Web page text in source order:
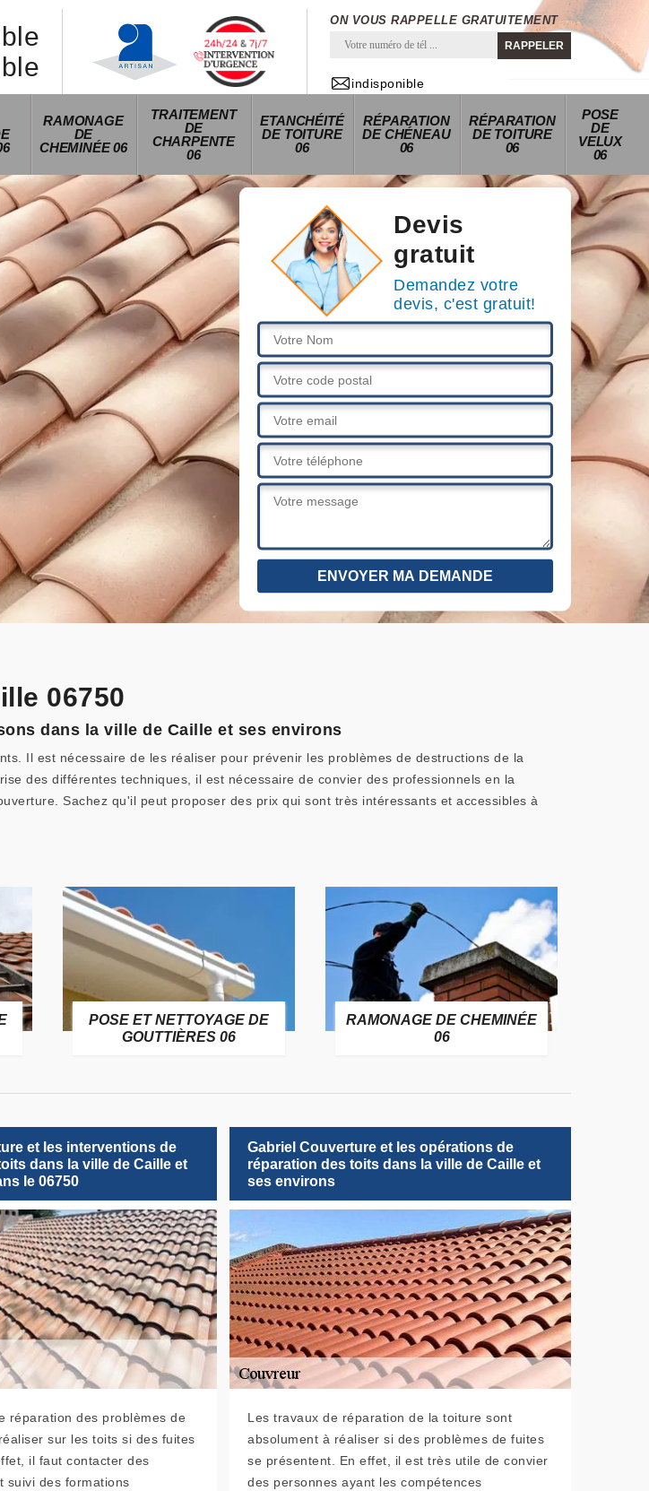
ON VOUS RAPPELLE GRATUITEMENT
indisponible
RAMONAGE
DE
CHEMINÉE 06
TRAITEMENT
DE
CHARPENTE
06
ETANCHÉITÉ
DE TOITURE
06
RÉPARATION
DE CHÉNEAU
06
RÉPARATION
DE TOITURE
06
POSE
DE
VELUX
06
Devis
gratuit
Demandez votre
devis, c'est gratuit!
06750
dans la ville de Caille et ses environs
Il est nécessaire de les réaliser pour prévenir les problèmes de destructions de la
des différentes techniques, il est nécessaire de convier des professionnels en la
Sachez qu'il peut proposer des prix qui sont très intéressants et accessibles à
POSE ET NETTOYAGE DE
GOUTTIÈRES 06
RAMONAGE DE CHEMINÉE
06
et les interventions de
dans la ville de Caille et
le 06750
réparation des problèmes de
sur les toits si des fuites
il faut contacter des
suivi des formations
Gabriel Couverture et les opérations de
réparation des toits dans la ville de Caille et
ses environs
Les travaux de réparation de la toiture sont
absolument à réaliser si des problèmes de fuites
se présentent. En effet, il est très utile de convier
des personnes ayant les compétences